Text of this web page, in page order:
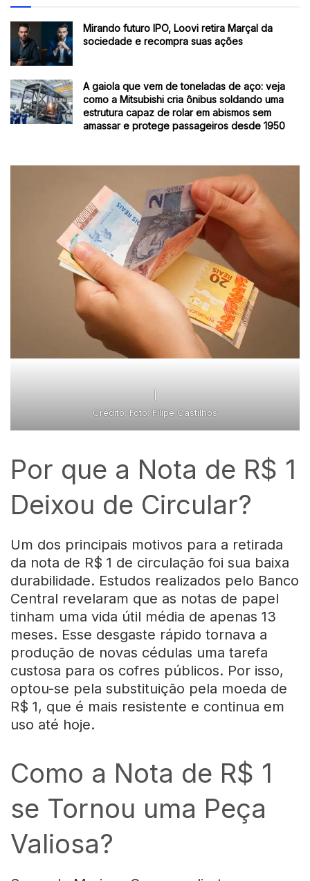
Mirando futuro IPO, Loovi retira Marçal da
sociedade e recompra suas ações
A gaiola que vem de toneladas de aço: veja
como a Mitsubishi cria ônibus soldando uma
estrutura capaz de rolar em abismos sem
amassar e protege passageiros desde 1950
Crédito: Foto: Filipe Castilhos
Por que a Nota de R$ 1
Deixou de Circular?
Um dos principais motivos para a retirada
da nota de R$ 1 de circulação foi sua baixa
durabilidade. Estudos realizados pelo Banco
Central revelaram que as notas de papel
tinham uma vida útil média de apenas 13
meses. Esse desgaste rápido tornava a
produção de novas cédulas uma tarefa
custosa para os cofres públicos. Por isso,
optou-se pela substituição pela moeda de
R$ 1, que é mais resistente e continua em
uso até hoje.
Como a Nota de R$ 1
se Tornou uma Peça
Valiosa?